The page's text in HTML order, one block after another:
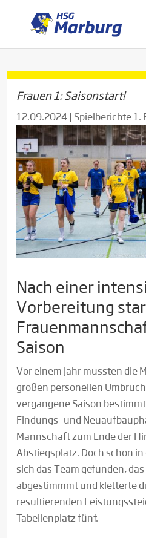
Frauen 1: Saisonstart!
12.09.2024| Spielberichte
Nach einer
Vorbereitung
Saison
Vor einem Jahr mussten die
großen personellen
vergangene Saison
Findungs- und
Mannschaft zum Ende der
Abstiegsplatz. Doch schon
sich das Team gefunden,
abgestimmmt und kletterte
resultierenden
Tabellenplatz fünf.